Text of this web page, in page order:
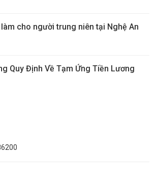
cho người trung niên tại Nghệ An
Quy Định Về Tạm Ứng Tiền Lương